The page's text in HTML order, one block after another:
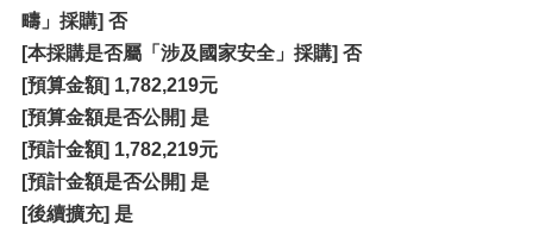
疇」採購] 否
[本採購是否屬「涉及國家安全」採購] 否
[預算金額] 1,782,219元
[預算金額是否公開] 是
[預計金額] 1,782,219元
[預計金額是否公開] 是
[後續擴充] 是